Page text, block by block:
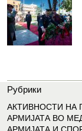
Рубрики
АКТИВНОСТИ НА
АРМИЈАТА ВО
АРМИЈАТА И